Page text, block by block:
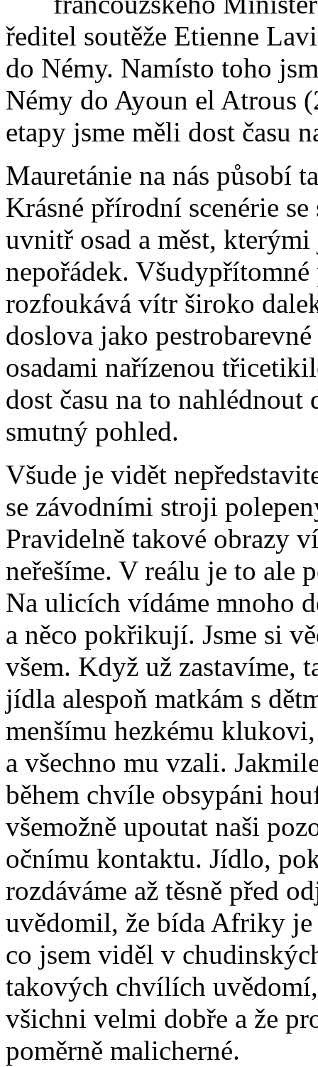
ředitel soutěže Etienne
do Némy. Namísto toho
Némy do Ayoun el Atrous
etapy jsme měli dost času
Mauretánie na nás působí
Krásné přírodní scenérie
uvnitř osad a měst,
nepořádek.
rozfoukává vítr široko
doslova jako
osadami nařízenou
dost času na to
smutný pohled.
Všude je vidět
se závodními stroji
Pravidelně takové obrazy
neřešíme. V reálu je to ale
Na ulicích vídáme mnoho
a něco pokřikují. Jsme si
všem. Když už zastavíme,
jídla alespoň matkám s
menšímu hezkému
a všechno mu vzali.
během chvíle obsypáni
všemožně upoutat naši
očnímu kontaktu. Jídlo,
rozdáváme až těsně před
uvědomil, že bída Afriky je
co jsem viděl v
takových chvílích
všichni velmi dobře a že
poměrně malicherné.